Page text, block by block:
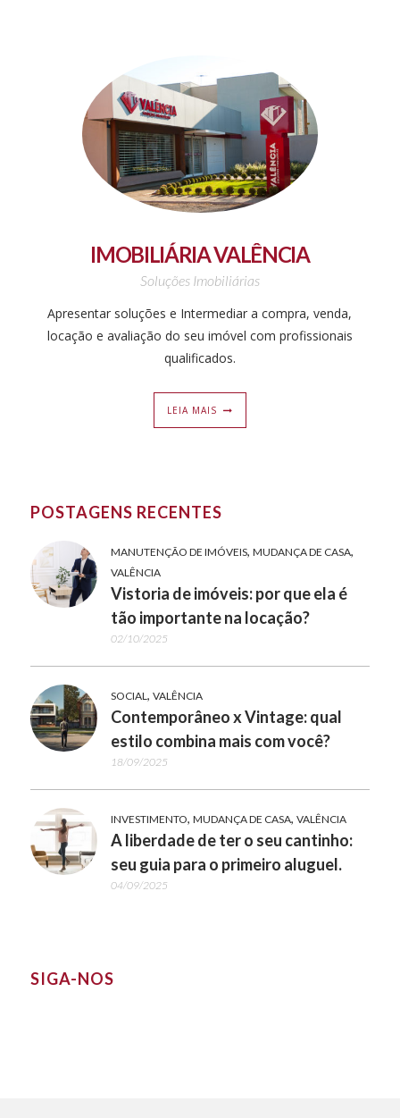
IMOBILIÁRIA VALÊNCIA
Soluções Imobiliárias
Apresentar soluções e Intermediar a compra, venda,
locação e avaliação do seu imóvel com profissionais
qualificados.
LEIA MAIS
POSTAGENS RECENTES
MANUTENÇÃO DE IMÓVEIS, MUDANÇA DE CASA,
VALÊNCIA
Vistoria de imóveis: por que ela é
tão importante na locação?
02/10/2025
SOCIAL, VALÊNCIA
Contemporâneo x Vintage: qual
estilo combina mais com você?
18/09/2025
INVESTIMENTO, MUDANÇA DE CASA, VALÊNCIA
A liberdade de ter o seu cantinho:
seu guia para o primeiro aluguel.
04/09/2025
SIGA-NOS